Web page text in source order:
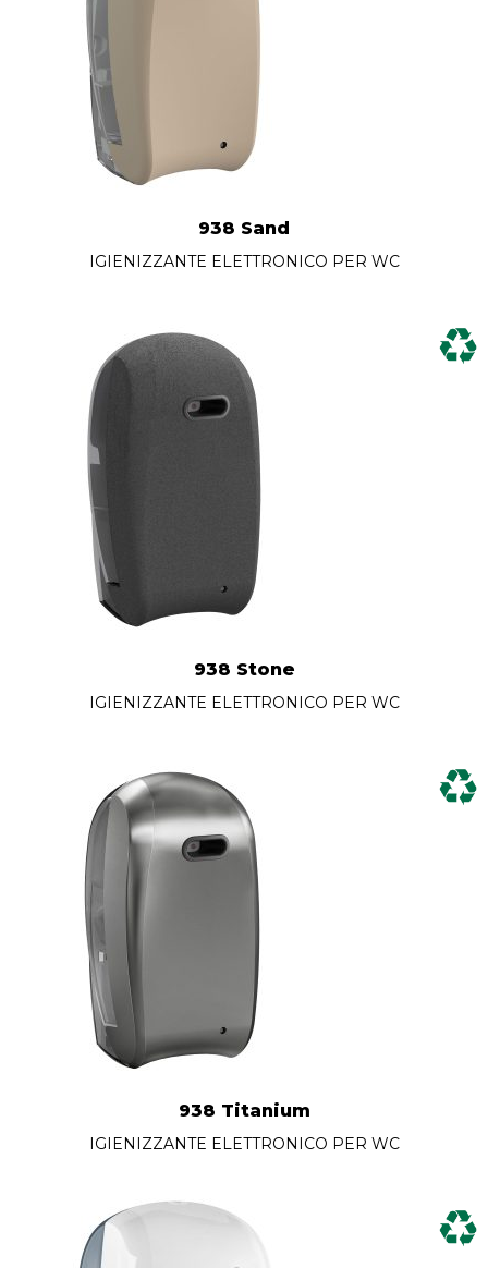
938 Sand
IGIENIZZANTE ELETTRONICO PER WC
938 Stone
IGIENIZZANTE ELETTRONICO PER WC
938 Titanium
IGIENIZZANTE ELETTRONICO PER WC